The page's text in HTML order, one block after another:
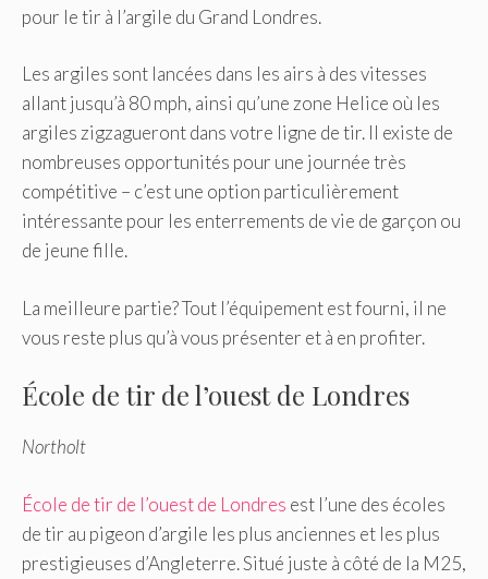
pour le tir à l’argile du Grand Londres.
Les argiles sont lancées dans les airs à des vitesses
allant jusqu’à 80 mph, ainsi qu’une zone Helice où les
argiles zigzagueront dans votre ligne de tir. Il existe de
nombreuses opportunités pour une journée très
compétitive – c’est une option particulièrement
intéressante pour les enterrements de vie de garçon ou
de jeune fille.
La meilleure partie? Tout l’équipement est fourni, il ne
vous reste plus qu’à vous présenter et à en profiter.
École de tir de l’ouest de Londres
Northolt
École de tir de l’ouest de Londres est l’une des écoles
de tir au pigeon d’argile les plus anciennes et les plus
prestigieuses d’Angleterre. Situé juste à côté de la M25,